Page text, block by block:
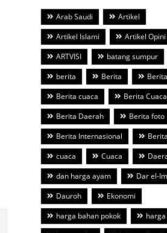
Arab Saudi
Artikel
Artikel Islami
Artikel Opini
ARTVISI
batang sumpur
berita
Berita
Berita cuaca
Berita Cuaca
Berita Daerah
Berita foto
Berita Internasional
cuaca
Cuaca
dan harga ayam
Dar el-
Dauroh
Ekonomi
harga bahan pokok